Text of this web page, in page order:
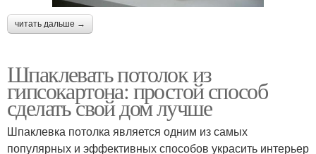
читать дальше →
Шпаклевать потолок из
гипсокартона: простой способ
сделать свой дом лучше
Шпаклевка потолка является одним из самых
популярных и эффективных способов украсить интерьер